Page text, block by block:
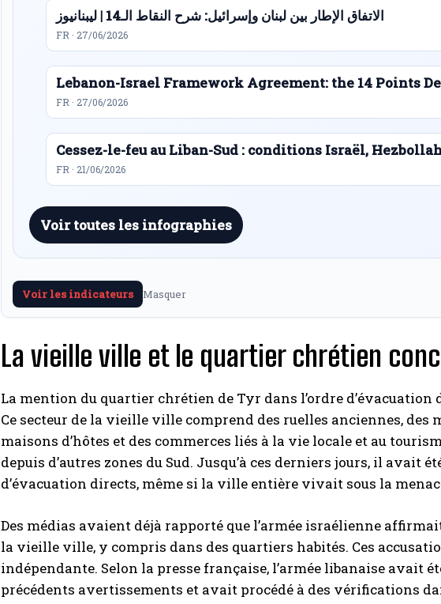
الاتفاق الإطار بين لبنان وإسرائيل: شرح النقاط الـ14 | ليبنانيوز
FR · 27/06/2026
Lebanon-Israel Framework Agreement: the 14 Points
FR · 27/06/2026
Cessez-le-feu au Liban-Sud : conditions Israël,
FR · 21/06/2026
Voir toutes les infographies
Voir les indicateurs Masquer
La vieille ville et le quartier chrétien
La mention du quartier chrétien de Tyr dans l’ordre
Ce secteur de la vieille ville comprend des ruelles anciennes, des
maisons d’hôtes et des commerces liés à la vie locale et au
depuis d’autres zones du Sud. Jusqu’à ces derniers jours, il avait
d’évacuation directs, même si la ville entière vivait sous la
Des médias avaient déjà rapporté que l’armée israélienne
la vieille ville, y compris dans des quartiers habités. Ces
indépendante. Selon la presse française, l’armée libanaise avait
précédents avertissements et avait procédé à des vérifications